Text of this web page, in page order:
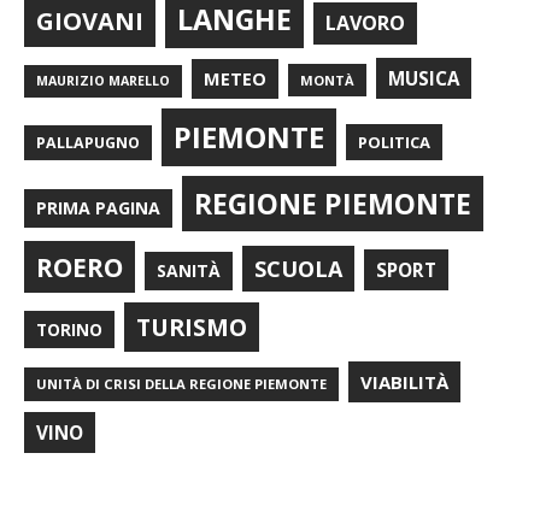
GIOVANI LANGHE LAVORO
MAURIZIO MARELLO METEO MONTÀ MUSICA
PALLAPUGNO PIEMONTE POLITICA
PRIMA PAGINA REGIONE PIEMONTE
ROERO SANITÀ SCUOLA SPORT
TORINO TURISMO
UNITÀ DI CRISI DELLA REGIONE PIEMONTE VIABILITÀ
VINO